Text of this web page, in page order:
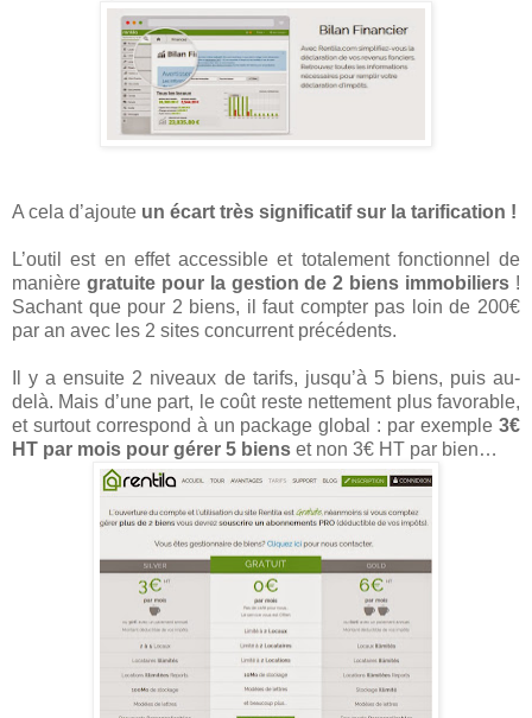
A cela d’ajoute un écart très significatif sur la tarification !
L’outil est en effet accessible et totalement fonctionnel de
manière gratuite pour la gestion de 2 biens immobiliers !
Sachant que pour 2 biens, il faut compter pas loin de 200€
par an avec les 2 sites concurrent précédents.
Il y a ensuite 2 niveaux de tarifs, jusqu’à 5 biens, puis au-
delà. Mais d’une part, le coût reste nettement plus favorable,
et surtout correspond à un package global : par exemple 3€
HT par mois pour gérer 5 biens et non 3€ HT par bien…